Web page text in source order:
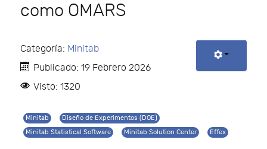
como OMARS
Categoría: Minitab
Publicado: 19 Febrero 2026
Visto: 1320
Minitab
Diseño de Experimentos (DOE)
Minitab Statistical Software
Minitab Solution Center Effex